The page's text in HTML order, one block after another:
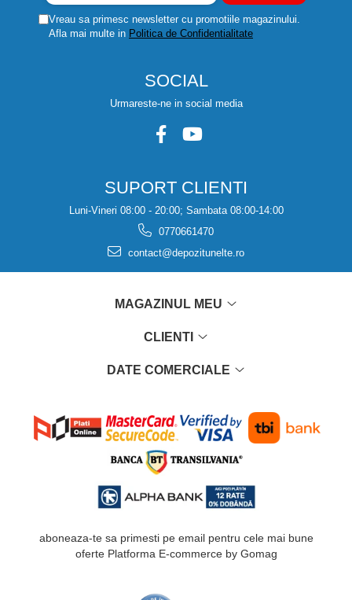
Vreau sa primesc newsletter cu promotiile magazinului.
Afla mai multe in Politica de Confidentialitate
SOCIAL
Urmareste-ne in social media
SUPORT CLIENTI
Luni-Vineri 08:00 - 20:00; Sambata 08:00-14:00
0770661470
contact@depozitunelte.ro
MAGAZINUL MEU
CLIENTI
DATE COMERCIALE
aboneaza-te sa primesti pe email pentru cele mai bune
oferte Platforma E-commerce by Gomag